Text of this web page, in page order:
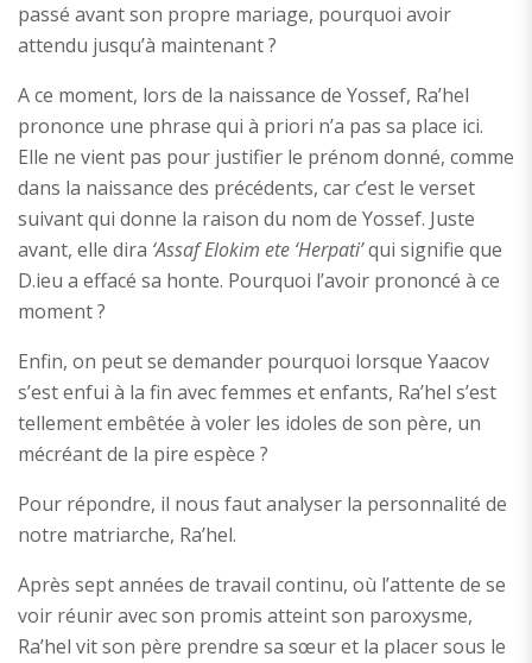
passé avant son propre mariage, pourquoi avoir
attendu jusqu’à maintenant ?
A ce moment, lors de la naissance de Yossef, Ra’hel
prononce une phrase qui à priori n’a pas sa place ici.
Elle ne vient pas pour justifier le prénom donné, comme
dans la naissance des précédents, car c’est le verset
suivant qui donne la raison du nom de Yossef. Juste
avant, elle dira ‘Assaf Elokim ete ‘Herpati’qui signifie que
D.ieu a effacé sa honte. Pourquoi l’avoir prononcé à ce
moment ?
Enfin, on peut se demander pourquoi lorsque Yaacov
s’est enfui à la fin avec femmes et enfants, Ra’hel s’est
tellement embêtée à voler les idoles de son père, un
mécréant de la pire espèce ?
Pour répondre, il nous faut analyser la personnalité de
notre matriarche, Ra’hel.
Après sept années de travail continu, où l’attente de se
voir réunir avec son promis atteint son paroxysme,
Ra’hel vit son père prendre sa sœur et la placer sous le